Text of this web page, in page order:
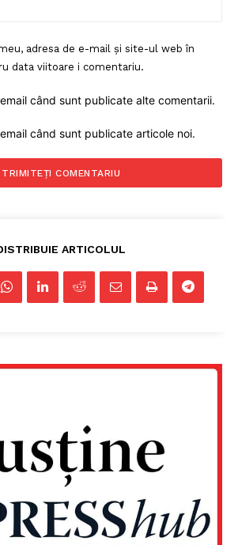
adresa de e-mail și site-ul web în
data viitoare i comentariu.
când sunt publicate alte comentarii.
când sunt publicate articole noi.
ARTICOLUL